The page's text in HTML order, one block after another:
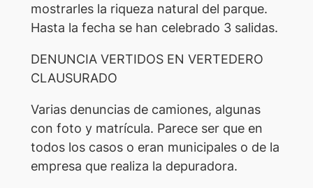
mostrarles la riqueza natural del parque.
Hasta la fecha se han celebrado 3 salidas.
DENUNCIA VERTIDOS EN VERTEDERO
CLAUSURADO
Varias denuncias de camiones, algunas
con foto y matrícula. Parece ser que en
todos los casos o eran municipales o de la
empresa que realiza la depuradora.